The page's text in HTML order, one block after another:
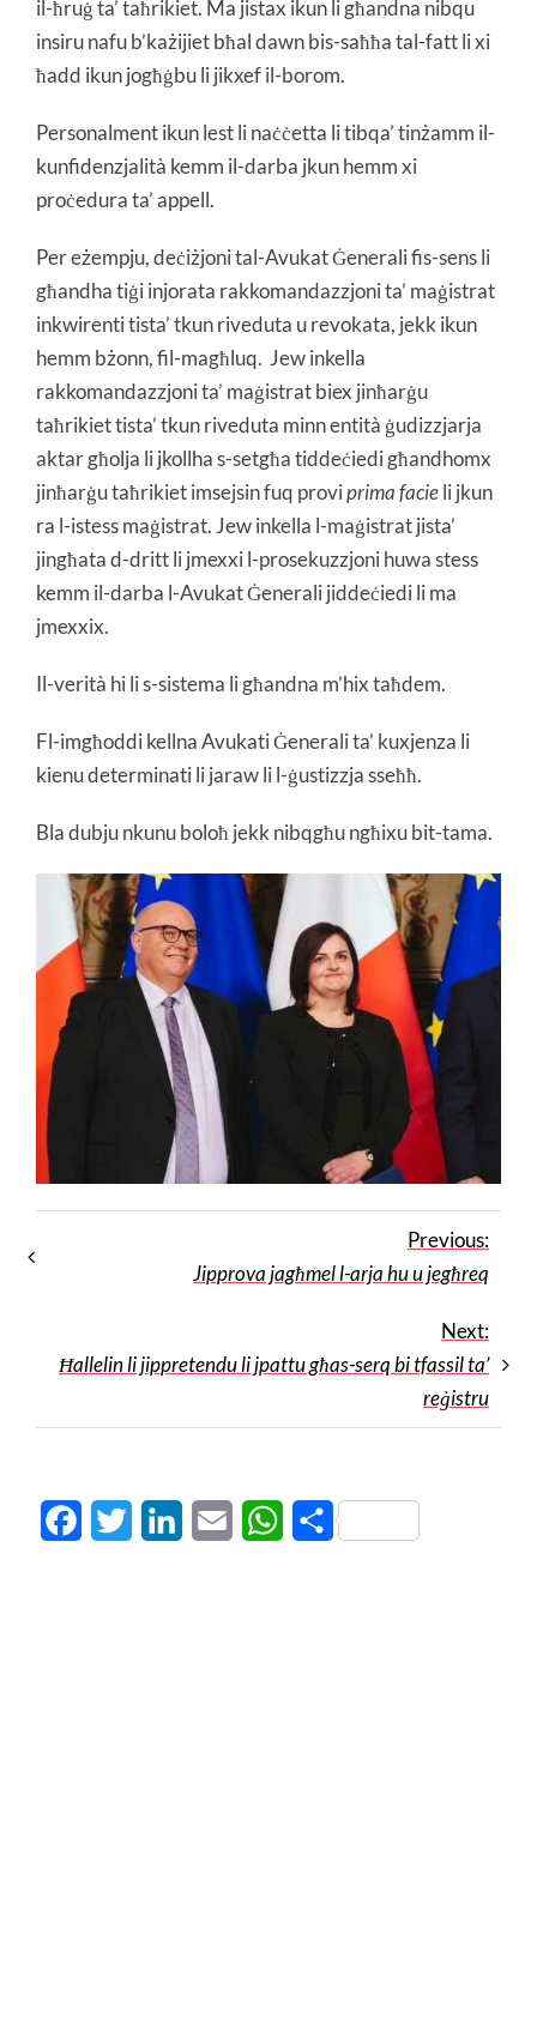
il-ħruġ ta’ taħrikiet. Ma jistax ikun li għandna nibqu
insiru nafu b’każijiet bħal dawn bis-saħħa tal-fatt li xi
ħadd ikun jogħġbu li jikxef il-borom.
Personalment ikun lest li naċċetta li tibqa’ tinżamm il-
kunfidenzjalità kemm il-darba jkun hemm xi
proċedura ta’ appell.
Per eżempju, deċiżjoni tal-Avukat Ġenerali fis-sens li
għandha tiġi injorata rakkomandazzjoni ta’ maġistrat
inkwirenti tista’ tkun riveduta u revokata, jekk ikun
hemm bżonn, fil-magħluq. Jew inkella
rakkomandazzjoni ta’ maġistrat biex jinħarġu
taħrikiet tista’ tkun riveduta minn entità ġudizzjarja
aktar għolja li jkollha s-setgħa tiddeċiedi għandhomx
jinħarġu taħrikiet imsejsin fuq proviprima facieli jkun
ra l-istess maġistrat. Jew inkella l-maġistrat jista’
jingħata d-dritt li jmexxi l-prosekuzzjoni huwa stess
kemm il-darba l-Avukat Ġenerali jiddeċiedi li ma
jmexxix.
Il-verità hi li s-sistema li għandna m’hix taħdem.
Fl-imgħoddi kellna Avukati Ġenerali ta’ kuxjenza li
kienu determinati li jaraw li l-ġustizzja sseħħ.
Bla dubju nkunu boloħ jekk nibqgħu ngħixu bit-tama.
Previous:
Jipprova jagħmel l-arja hu u jegħreq
Next:
Ħallelin li jippretendu li jpattu għas-serq bi tfassil ta’
reġistru
FacebookTwitter LinkedInEmail WhatsApp
Share